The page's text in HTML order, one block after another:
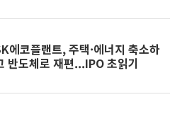
에코플랜트, 주택·에너지 축소하
반도체로 재편...IPO 초읽기